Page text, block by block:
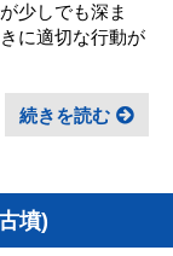
少しでも深ま
に適切な行動が
続きを読む
墳)